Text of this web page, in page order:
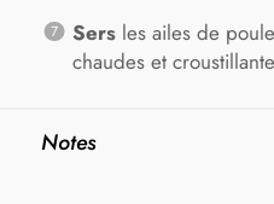
Sersles ailes de
chaudes et
Notes